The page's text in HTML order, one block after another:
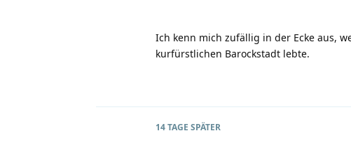
Ich kenn mich zufällig in der Ecke aus,
kurfürstlichen Barockstadt lebte.
14 TAGE SPÄTER